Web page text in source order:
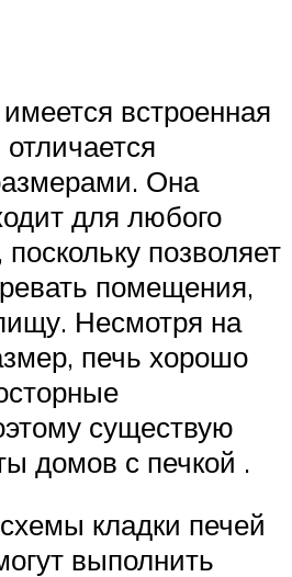
встроенная
Она
для любого
позволяет
помещения,
Несмотря на
печь хорошо
существую
домов с печкой .
кладки печей
выполнить